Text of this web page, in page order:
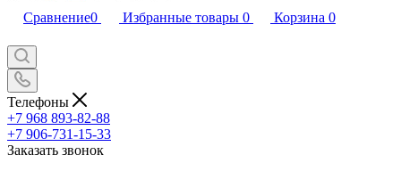
Сравнение0 Избранные товары 0 Корзина 0
Телефоны
+7 968 893-82-88
+7 906-731-15-33
Заказать звонок